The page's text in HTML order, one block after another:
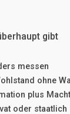
gibt
messen
ohne
plus
oder staatlich